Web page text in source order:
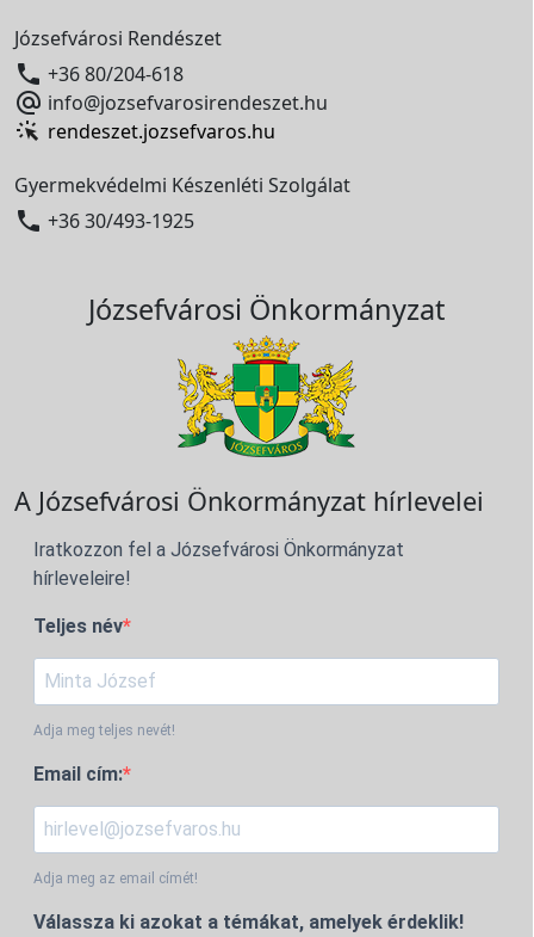
Józsefvárosi Rendészet
 +36 80/204-618
 info@jozsefvarosirendeszet.hu
rendeszet.jozsefvaros.hu
Gyermekvédelmi Készenléti Szolgálat
 +36 30/493-1925
Józsefvárosi Önkormányzat
A Józsefvárosi Önkormányzat hírlevelei
Iratkozzon fel a Józsefvárosi Önkormányzat
hírleveleire!
Teljes név
Adja meg teljes nevét!
Email cím:
Adja meg az email címét!
Válassza ki azokat a témákat, amelyek érdeklik!